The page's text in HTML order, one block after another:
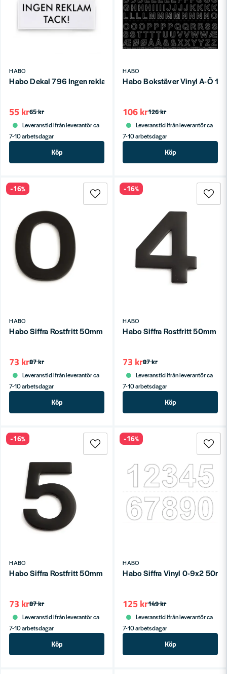
HABO
Habo Dekal 796 Ingen reklam Vit SB
65 kr
55 kr
Leveranstid ifrån leverantör ca
7-10 arbetsdagar
Köp
HABO
Habo Bokstäver Vinyl A-Ö
126 kr
106 kr
Leveranstid ifrån leverantör ca
7-10 arbetsdagar
Köp
HABO
Habo Siffra Rostfritt 50mm Svart 0 SB
87 kr
73 kr
Leveranstid ifrån leverantör ca
7-10 arbetsdagar
Köp
-16%
HABO
Habo Siffra Rostfritt 50mm
87 kr
73 kr
Leveranstid ifrån leverantör ca
7-10 arbetsdagar
Köp
-16%
HABO
Habo Siffra Rostfritt 50mm Svart 5 SB
87 kr
73 kr
Leveranstid ifrån leverantör ca
7-10 arbetsdagar
Köp
-16%
HABO
Habo Siffra Vinyl 0-9x2
149 kr
125 kr
Leveranstid ifrån leverantör ca
7-10 arbetsdagar
Köp
-16%